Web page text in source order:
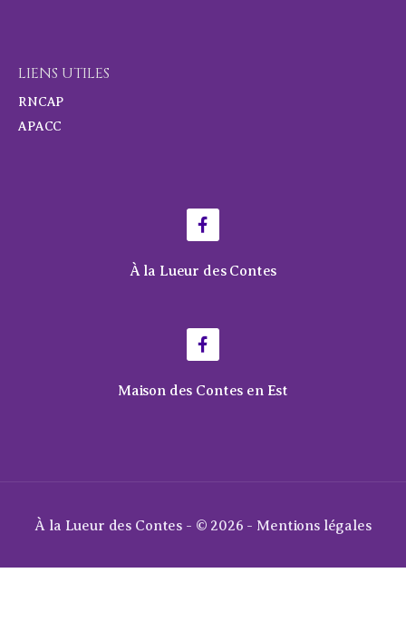
LIENS UTILES
RNCAP
APACC
À la Lueur des Contes
Maison des Contes en Est
À la Lueur des Contes - © 2026 - Mentions légales